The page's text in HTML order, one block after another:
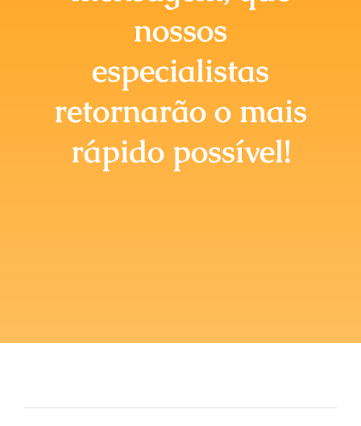
nossos
especialistas
retornarão o mais
rápido possível!